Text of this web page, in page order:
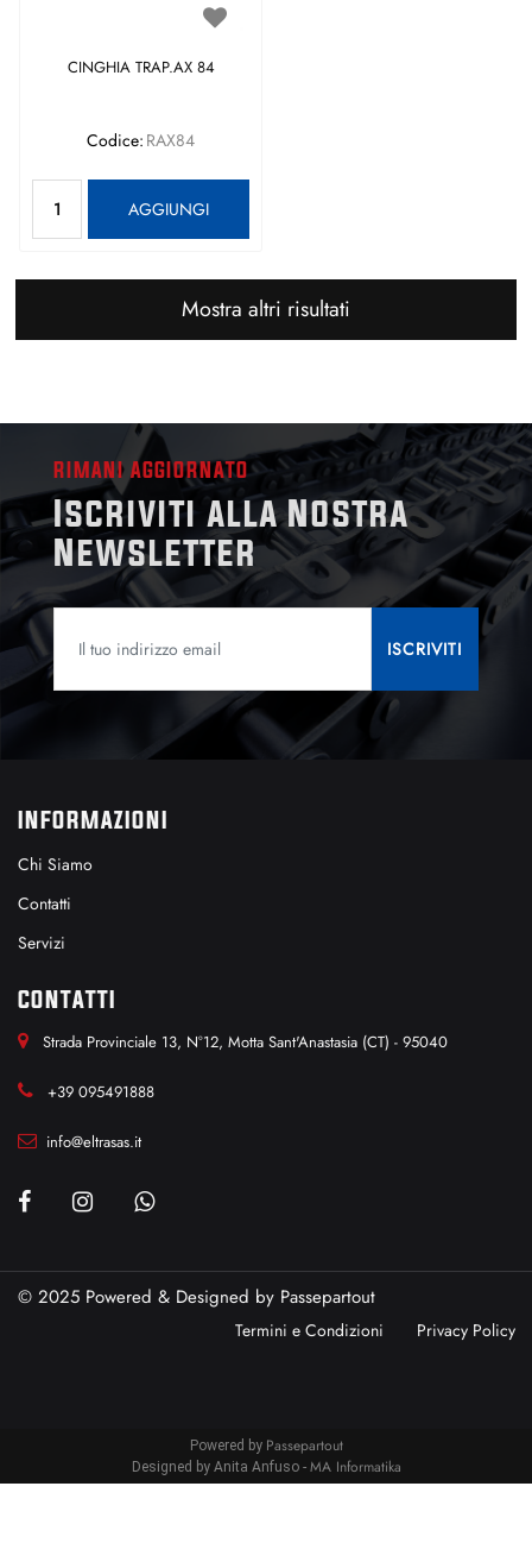
CINGHIA TRAP.AX 84
Codice: RAX84
AGGIUNGI
Mostra altri risultati
RIMANI AGGIORNATO
Iscriviti alla Nostra
Newsletter
INFORMAZIONI
Chi Siamo
Contatti
Servizi
CONTATTI
Strada Provinciale 13, N°12, Motta Sant'Anastasia (CT) - 95040
+39 095491888
info@eltrasas.it
© 2025 Powered & Designed by Passepartout
Termini e Condizioni Privacy Policy
Powered by Passepartout
Designed by Anita Anfuso - MA Informatika